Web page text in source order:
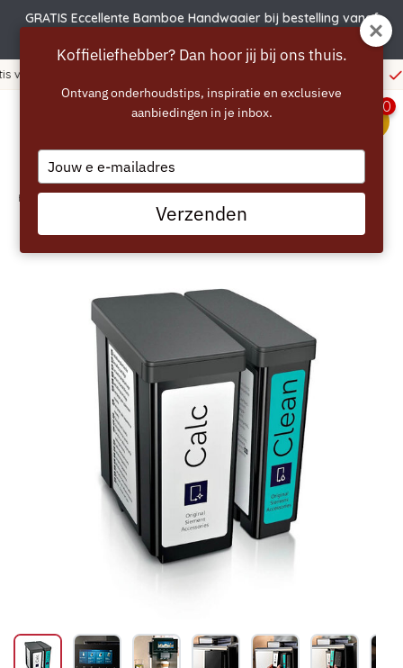
GRATIS Eccellente Bamboe Handwaaier bij bestelling vanaf
365 dagen bedenktijd!
0
Home SIEMENS EQ900 plus reinigings- en ontkalkingscartridge - TZ800Z3
Koffieliefhebber? Dan hoor jij bij ons thuis.
Ontvang onderhoudstips, inspiratie en exclusieve
aanbiedingen in je inbox.
Type
your
email
Verzenden